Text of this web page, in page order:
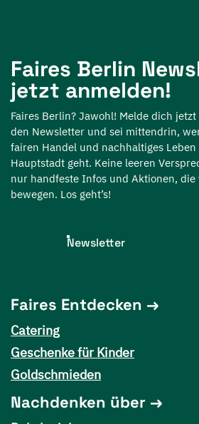
Faires Berlin
jetzt anmelden!
Faires Berlin? Jawohl! Melde dich
den Newsletter und sei mittendrin,
fairen Handel und nachhaltiges
Hauptstadt geht. Keine leeren
nur handfeste Infos und Aktionen, die
bewegen. Los geht’s!
Newsletter
Faires Entdecken
Catering
Geschenke für Kinder
Goldschmieden
Nachdenken über